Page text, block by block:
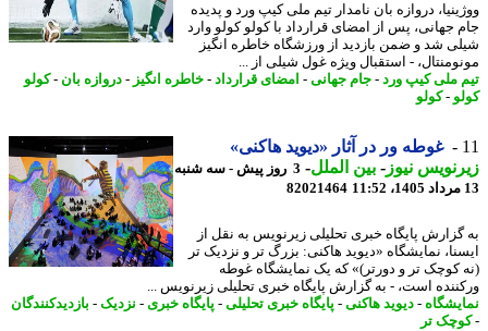
دروازه بان نامدار تیم ملی کیپ ورد و پدیده
جهانی، پس از امضای قرارداد با کولو کولو وارد
شد و ضمن بازدید از ورزشگاه خاطره انگیز
- استقبال ویژه غول شیلی از ...
ملی کیپ ورد-جام جهانی-امضای قرارداد -خاطره انگیز -دروازه بان-کولو
-کولو
غوطه ور در آثار «دیوید هاکنی»
نیوز-بین الملل- 3 روز پیش - سه شنبه
82021464
پایگاه خبری تحلیلی زیرنویس به نقل از
نمایشگاه «دیوید هاکنی: بزرگ تر و نزدیک تر
کوچک تر و دورتر)» که یک نمایشگاه غوطه
است، - به گزارش پایگاه خبری تحلیلی زیرنویس ...
-دیوید هاکنی-پایگاه خبری تحلیلی-پایگاه خبری- نزدیک -بازدیدکنندگان
تر